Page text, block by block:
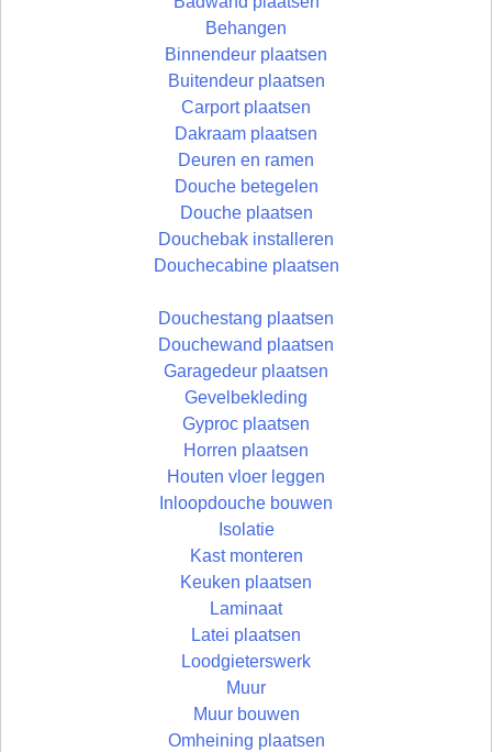
Behangen
Binnendeur plaatsen
Buitendeur plaatsen
Carport plaatsen
Dakraam plaatsen
Deuren en ramen
Douche betegelen
Douche plaatsen
Douchebak installeren
Douchecabine plaatsen
Douchestang plaatsen
Douchewand plaatsen
Garagedeur plaatsen
Gevelbekleding
Gyproc plaatsen
Horren plaatsen
Houten vloer leggen
Inloopdouche bouwen
Isolatie
Kast monteren
Keuken plaatsen
Laminaat
Latei plaatsen
Loodgieterswerk
Muur
Muur bouwen
Omheining plaatsen